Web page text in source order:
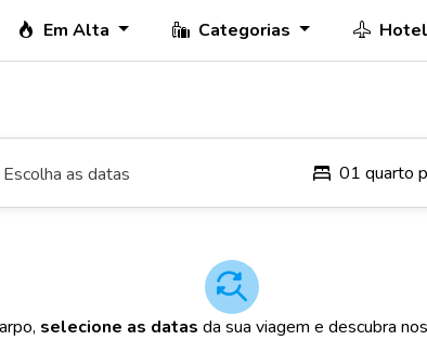
Em Alta Categorias
01 quarto
selecione as datas da sua viagem e descubra